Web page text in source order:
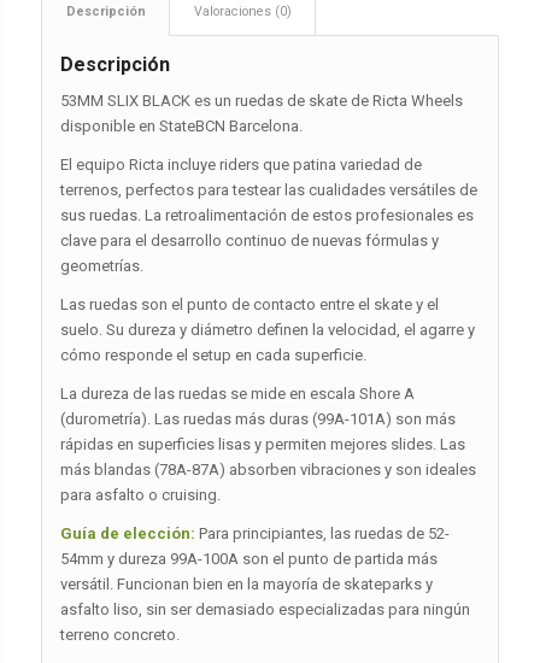
Descripción Valoraciones (0)
Descripción
53MM SLIX BLACK es un ruedas de skate de Ricta Wheels
disponible en StateBCN Barcelona.
El equipo Ricta incluye riders que patina variedad de
terrenos, perfectos para testear las cualidades versátiles de
sus ruedas. La retroalimentación de estos profesionales es
clave para el desarrollo continuo de nuevas fórmulas y
geometrías.
Las ruedas son el punto de contacto entre el skate y el
suelo. Su dureza y diámetro definen la velocidad, el agarre y
cómo responde el setup en cada superficie.
La dureza de las ruedas se mide en escala Shore A
(durometría). Las ruedas más duras (99A-101A) son más
rápidas en superficies lisas y permiten mejores slides. Las
más blandas (78A-87A) absorben vibraciones y son ideales
para asfalto o cruising.
Guía de elección: Para principiantes, las ruedas de 52-
54mm y dureza 99A-100A son el punto de partida más
versátil. Funcionan bien en la mayoría de skateparks y
asfalto liso, sin ser demasiado especializadas para ningún
terreno concreto.